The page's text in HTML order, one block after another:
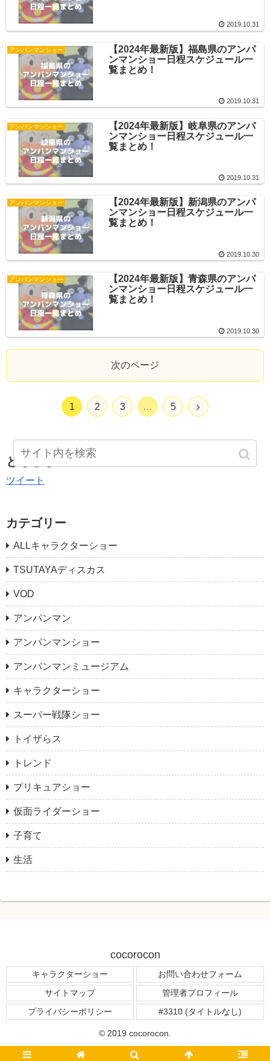
2019.10.31
アンパンマンショー
【2024年最新版】福島県のアンパ
ンマンショー日程スケジュール一
覧まとめ！
2019.10.31
アンパンマンショー
【2024年最新版】岐阜県のアンパ
ンマンショー日程スケジュール一
覧まとめ！
2019.10.31
アンパンマンショー
【2024年最新版】新潟県のアンパ
ンマンショー日程スケジュール一
覧まとめ！
2019.10.30
アンパンマンショー
【2024年最新版】青森県のアンパ
ンマンショー日程スケジュール一
覧まとめ！
2019.10.30
次のページ
1 2 3 … 5
ともとも
ツイート
カテゴリー
ALLキャラクターショー
TSUTAYAディスカス
VOD
アンパンマン
アンパンマンショー
アンパンマンミュージアム
キャラクターショー
スーパー戦隊ショー
トイザらス
トレンド
プリキュアショー
仮面ライダーショー
子育て
生活
cocorocon
キャラクターショー
お問い合わせフォーム
サイトマップ
管理者プロフィール
プライバシーポリシー
#3310 (タイトルなし)
© 2019 cocorocon.